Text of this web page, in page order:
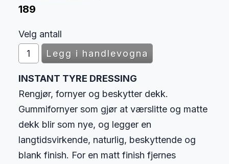
189
Velg antall
INSTANT TYRE DRESSING
Rengjør, fornyer og beskytter dekk.
Gummifornyer som gjør at værslitte og matte
dekk blir som nye, og legger en
langtidsvirkende, naturlig, beskyttende og
blank finish. For en matt finish fjernes